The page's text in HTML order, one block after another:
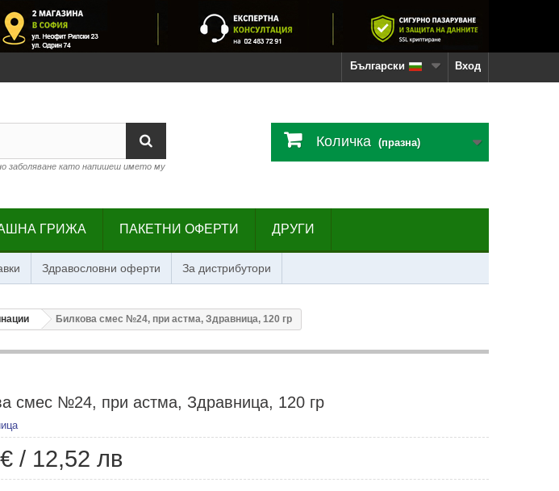
Вход
Български
заболяване като напишеш името му
Количка (празна)
ГРИЖА ПАКЕТНИ ОФЕРТИ ДРУГИ
Здравословни оферти За дистрибутори
Билкова смес №24, при астма, Здравница, 120 гр
смес №24, при астма, Здравница, 120 гр
/ 12,52 лв